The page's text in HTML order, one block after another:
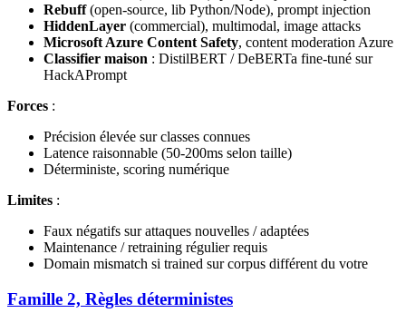
Rebuff(open-source, lib Python/Node), prompt injection
HiddenLayer (commercial), multimodal, image attacks
Microsoft Azure Content Safety, content moderation Azure
Classifier maison : DistilBERT / DeBERTa fine-tuné sur
HackAPrompt
Forces :
Précision élevée sur classes connues
Latence raisonnable (50-200ms selon taille)
Déterministe, scoring numérique
Limites :
Faux négatifs sur attaques nouvelles / adaptées
Maintenance / retraining régulier requis
Domain mismatch si trained sur corpus différent du votre
Famille 2, Règles déterministes